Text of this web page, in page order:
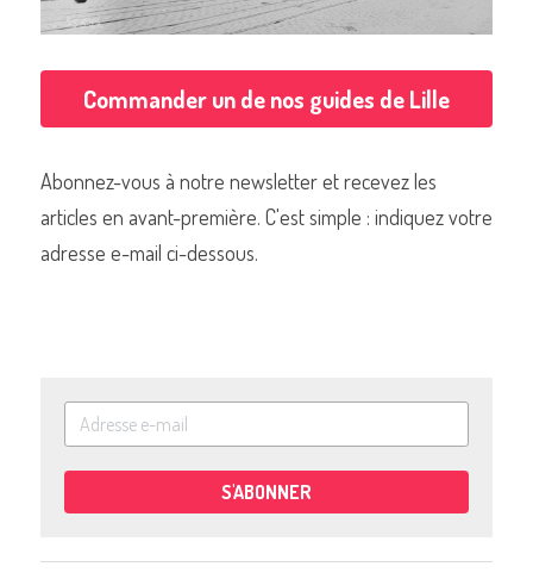
Commander un de nos guides de Lille
Abonnez-vous à notre newsletter et recevez les
articles en avant-première. C'est simple : indiquez votre
adresse e-mail ci-dessous.
S'ABONNER